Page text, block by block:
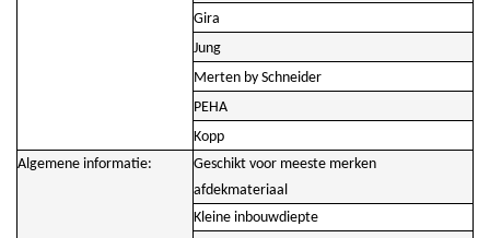
Gira
Jung
Merten by Schneider
PEHA
Kopp
Algemene informatie:
Geschikt voor meeste merken
afdekmateriaal
Kleine inbouwdiepte